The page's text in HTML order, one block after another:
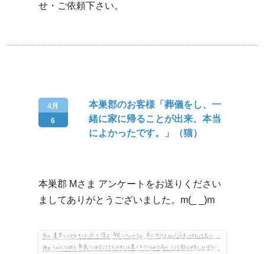
せ・ご依頼下さい。
4月
6
本巣郡のお客様「葬儀をし、一
緒に家に帰ることが出来、本当
によかったです。」（猫）
本巣郡 Mさま アンケートをお送りください
ましてありがとうございました。m(_ _)m